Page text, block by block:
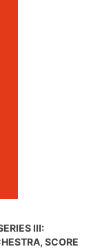
III:
SCORE